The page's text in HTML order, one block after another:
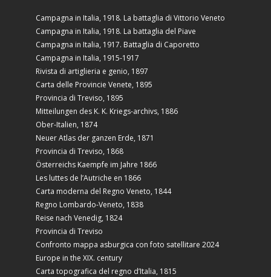
Campagna in Italia, 1918. La battaglia di Vittorio Veneto
Campagna in Italia, 1918. La battaglia del Piave
Campagna in Italia, 1917. Battaglia di Caporetto
Campagna in Italia, 1915-1917
Rivista di artiglieria e genio, 1897
Carta delle Provincie Venete, 1895
Provincia di Treviso, 1895
Mitteilungen des K. K. Kriegs-archivs, 1886
Ober-Italien, 1874
Neuer Atlas der ganzen Erde, 1871
Provincia di Treviso, 1868
Österreichs Kaempfe im Jahre 1866
Les luttes de l’Autriche en 1866
Carta moderna del Regno Veneto, 1844
Regno Lombardo-Veneto, 1838
Reise nach Venedig, 1824
Provincia di Treviso
Confronto mappa asburgica con foto satellitare 2024
Europe in the XIX. century
Carta topografica del regno d’Italia, 1815